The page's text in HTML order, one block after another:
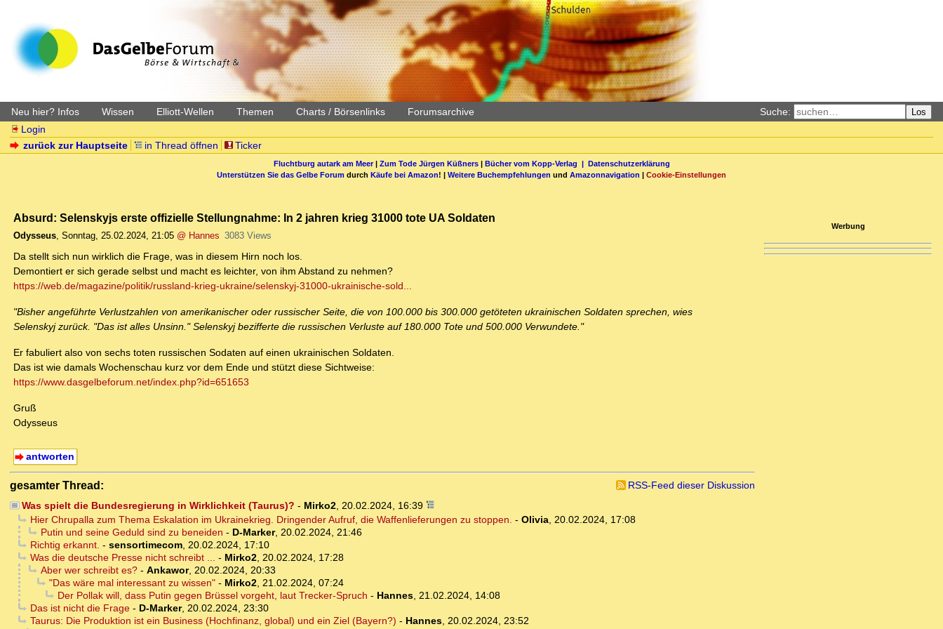
Neu hier? Infos Wissen Elliott-Wellen Themen Charts / Börsenlinks Forumsarchive Suche: Los
Login
zurück zur Hauptseite
in Thread öffnen Ticker
Fluchtburg autark am Meer| Zum Tode Jürgen Küßners| Bücher vom Kopp-Verlag | Datenschutzerklärung
Unterstützen Sie das Gelbe Forum durch Käufe bei Amazon! | Weitere Buchempfehlungen und Amazonnavigation | Cookie-Einstellungen
Absurd: Selenskyjs erste offizielle Stellungnahme: In 2 jahren krieg 31000 tote UA Soldaten
Odysseus, Sonntag, 25.02.2024, 21:05 @ Hannes 3083 Views
Da stellt sich nun wirklich die Frage, was in diesem Hirn noch los.
Demontiert er sich gerade selbst und macht es leichter, von ihm Abstand zu nehmen?
https://web.de/magazine/politik/russland-krieg-ukraine/selenskyj-31000-ukrainische-sold...
"Bisher angeführte Verlustzahlen von amerikanischer oder russischer Seite, die von 100.000 bis 300.000 getöteten ukrainischen Soldaten sprechen, wies
Selenskyj zurück. "Das ist alles Unsinn." Selenskyj bezifferte die russischen Verluste auf 180.000 Tote und 500.000 Verwundete."
Er fabuliert also von sechs toten russischen Sodaten auf einen ukrainischen Soldaten.
Das ist wie damals Wochenschau kurz vor dem Ende und stützt diese Sichtweise:
https://www.dasgelbeforum.net/index.php?id=651653
Gruß
Odysseus
antworten
gesamter Thread:
RSS-Feed dieser Diskussion
Was spielt die Bundesregierung in Wirklichkeit (Taurus)? - Mirko2, 20.02.2024, 16:39
Hier Chrupalla zum Thema Eskalation im Ukrainekrieg. Dringender Aufruf, die Waffenlieferungen zu stoppen. - Olivia, 20.02.2024, 17:08
Putin und seine Geduld sind zu beneiden - D-Marker, 20.02.2024, 21:46
Richtig erkannt. - sensortimecom, 20.02.2024, 17:10
Was die deutsche Presse nicht schreibt ... - Mirko2, 20.02.2024, 17:28
Aber wer schreibt es?- Ankawor, 20.02.2024, 20:33
"Das wäre mal interessant zu wissen"- Mirko2, 21.02.2024, 07:24
Der Pollak will, dass Putin gegen Brüssel vorgeht, laut Trecker-Spruch - Hannes, 21.02.2024, 14:08
Das ist nicht die Frage- D-Marker, 20.02.2024, 23:30
Taurus: Die Produktion ist ein Business (Hochfinanz, global) und ein Ziel (Bayern?) - Hannes, 20.02.2024, 23:52
Werbung